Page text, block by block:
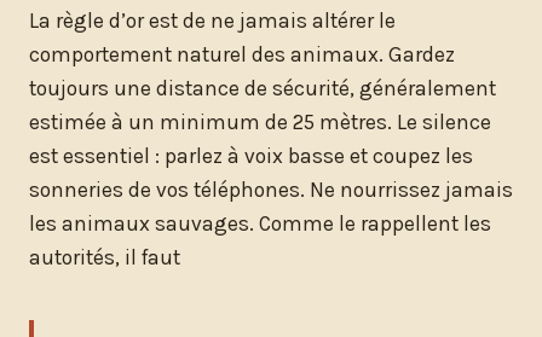
La règle d’or est de ne jamais altérer le
comportement naturel des animaux. Gardez
toujours une distance de sécurité, généralement
estimée à un minimum de 25 mètres. Le silence
est essentiel : parlez à voix basse et coupez les
sonneries de vos téléphones. Ne nourrissez jamais
les animaux sauvages. Comme le rappellent les
autorités, il faut